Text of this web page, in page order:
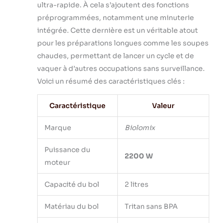
préparent des
boissons et des
smoothies, seul un
bref rinçage à l'eau
est nécessaire entre
les préparations.
Après avoir mixé
des ingrédients plus
épais, comme des
soupes ou des dips,
remplissez le pichet
d'eau chaude et de
quelques gouttes
de liquide vaisselle,
grande vitesse
secondes, puis
rincez-le et séchez-
simplement les
ultra-rapide. À cela s’ajoutent des fonctions
préprogrammées, notamment une minuterie
intégrée. Cette dernière est un véritable atout
pour les préparations longues comme les soupes
chaudes, permettant de lancer un cycle et de
vaquer à d’autres occupations sans surveillance.
Voici un résumé des caractéristiques clés :
Caractéristique Valeur
Marque Biolomix
Puissance du
moteur
2200 W
Capacité du bol 2 litres
Matériau du bol Tritan sans BPA